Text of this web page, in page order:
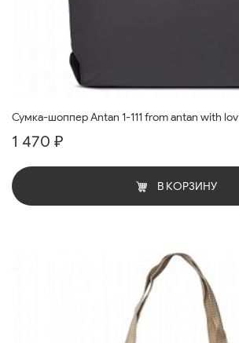
Сумка-шоппер Antan 1-111 from antan with lov
1 470 ₽
В КОРЗИНУ